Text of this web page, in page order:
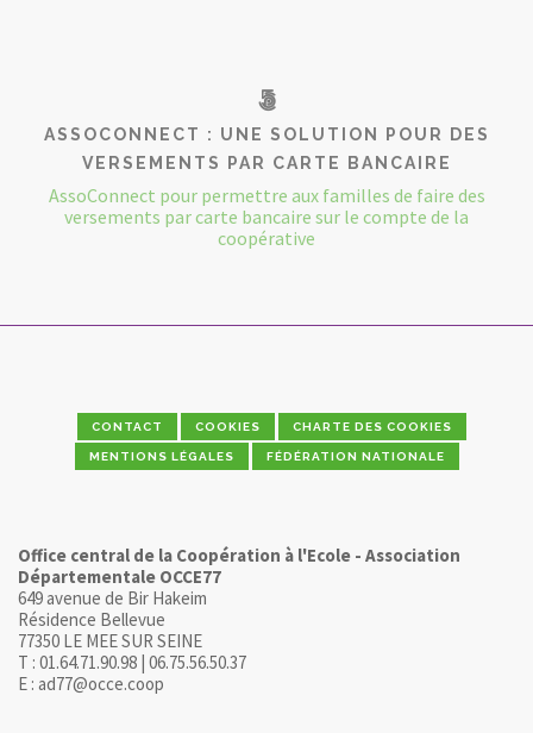
ASSOCONNECT : UNE SOLUTION POUR DES
VERSEMENTS PAR CARTE BANCAIRE
AssoConnect pour permettre aux familles de faire des
versements par carte bancaire sur le compte de la
coopérative
CONTACT COOKIES CHARTE DES COOKIES
MENTIONS LÉGALES FÉDÉRATION NATIONALE
Office central de la Coopération à l'Ecole - Association
Départementale OCCE77
649 avenue de Bir Hakeim
Résidence Bellevue
77350 LE MEE SUR SEINE
T : 01.64.71.90.98 | 06.75.56.50.37
E : ad77@occe.coop